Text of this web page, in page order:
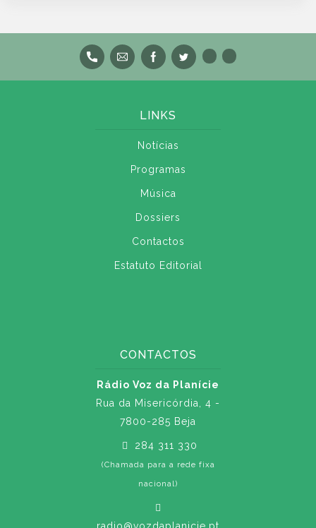
LINKS
Notícias
Programas
Música
Dossiers
Contactos
Estatuto Editorial
CONTACTOS
Rádio Voz da Planície
Rua da Misericórdia, 4 -
7800-285 Beja
284 311 330
(Chamada para a rede fixa
nacional)